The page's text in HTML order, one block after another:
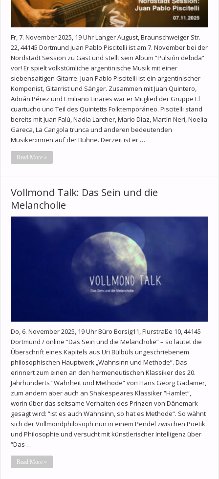
Fr, 7. November 2025, 19 Uhr Langer August, Braunschweiger Str.
22, 44145 Dortmund Juan Pablo Piscitelli ist am 7. November bei der
Nordstadt Session zu Gast und stellt sein Album “Pulsión debida”
vor! Er spielt volkstümliche argentinische Musik mit einer
siebensaitigen Gitarre. Juan Pablo Piscitelli ist ein argentinischer
Komponist, Gitarrist und Sänger. Zusammen mit Juan Quintero,
Adrián Pérez und Emiliano Linares war er Mitglied der Gruppe El
cuartucho und Teil des Quintetts Folktemporáneo. Piscitelli stand
bereits mit Juan Falú, Nadia Larcher, Mario Díaz, Martín Neri, Noelia
Gareca, La Cangola trunca und anderen bedeutenden
Musiker:innen auf der Bühne. Derzeit ist er …
Read More »
Vollmond Talk: Das Sein und die
Melancholie
Do, 6. November 2025, 19 Uhr Büro Borsig11, Flurstraße 10, 44145
Dortmund / online “Das Sein und die Melancholie” – so lautet die
Überschrift eines Kapitels aus Uri Bülbüls ungeschriebenem
philosophischen Hauptwerk „Wahnsinn und Methode”. Das
erinnert zum einen an den hermeneutischen Klassiker des 20.
Jahrhunderts “Wahrheit und Methode“ von Hans Georg Gadamer,
zum andern aber auch an Shakespeares Klassiker “Hamlet“,
worin über das seltsame Verhalten des Prinzen von Dänemark
gesagt wird: “ist es auch Wahnsinn, so hat es Methode“. So wähnt
sich der Vollmondphilosoph nun in einem Pendel zwischen Poetik
und Philosophie und versucht mit künstlerischer Intelligenz über
“Das …
Read More »